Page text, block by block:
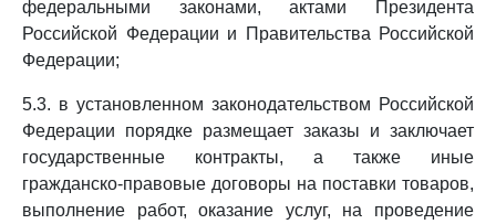
федеральными законами, актами Президента
Российской Федерации и Правительства Российской
Федерации;
5.3. в установленном законодательством Российской
Федерации порядке размещает заказы и заключает
государственные контракты, а также иные
гражданско-правовые договоры на поставки товаров,
выполнение работ, оказание услуг, на проведение